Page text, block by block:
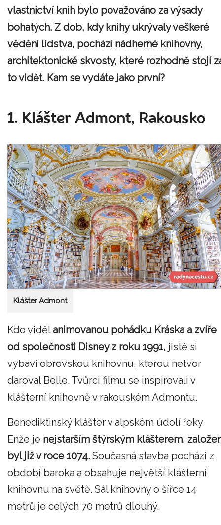
vlastnictví knih bylo považováno za výsady
bohatých. Z dob, kdy knihy ukrývaly veškeré
vědění lidstva, pochází nádherné knihovny,
architektonické skvosty, které rozhodně stojí
to vidět. Kam se vydáte jako první?
1. Klášter Admont, Rakousko
Klášter Admont
Kdo vidělanimovanou pohádku Kráska a zvíře
od společnosti Disney z roku 1991, jistě si
vybaví obrovskou knihovnu, kterou netvor
daroval Belle. Tvůrci filmu se inspirovali v
klášterní knihovně v rakouském Admontu.
Benediktinský klášter v alpském údolí řeky
Enže je nejstarším štýrským klášterem,
byl již v roce 1074. Současná stavba pochází z
období baroka a obsahuje největší klášterní
knihovnu na světě. Sál knihovny o šířce 14
metrů je celých 70 metrů dlouhý.